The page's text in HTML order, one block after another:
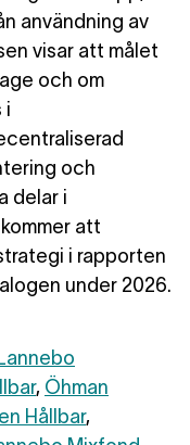
användning av
visar att målet
och om
i
och
delar i
att
i rapporten
under 2026.
, Öhman
Hållbar,